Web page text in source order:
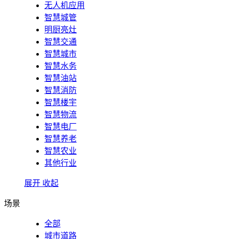
无人机应用
智慧城管
明厨亮灶
智慧交通
智慧城市
智慧水务
智慧油站
智慧消防
智慧楼宇
智慧物流
智慧电厂
智慧养老
智慧农业
其他行业
展开 收起
场景
全部
城市道路